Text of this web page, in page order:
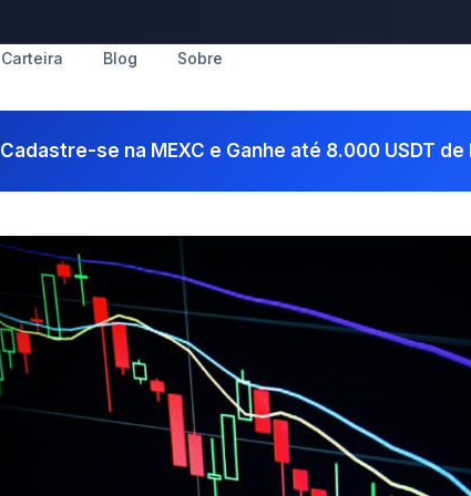
Carteira Blog Sobre
Cadastre-se na MEXC e Ganhe até 8.000 USDT de